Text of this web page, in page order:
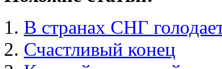
В странах СНГ
Счастливый конец